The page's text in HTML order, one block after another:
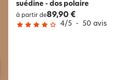
suédine - dos polaire
à partir de89,90 €
4/5 - 50 avis